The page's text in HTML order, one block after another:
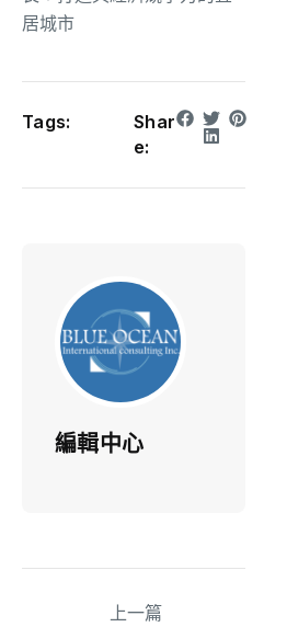
居城市
Tags:
Shar
e:
編輯中心
上一篇